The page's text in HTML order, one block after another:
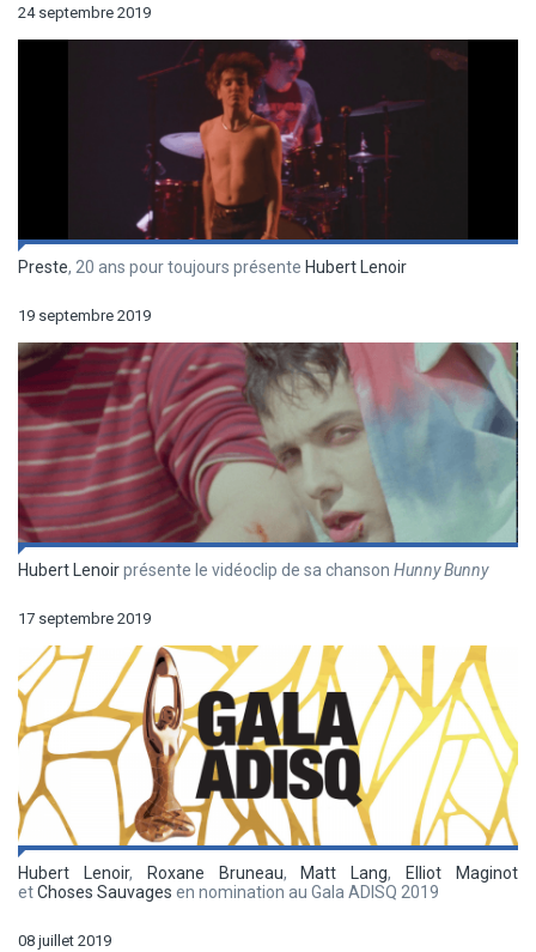
24 septembre 2019
Preste, 20 ans pour toujours présente Hubert Lenoir
19 septembre 2019
Hubert Lenoirprésente le vidéoclip de sa chanson Hunny Bunny
17 septembre 2019
Hubert Lenoir, Roxane Bruneau, Matt Lang,
Elliot Maginot
etChoses Sauvages en nomination au Gala ADISQ 2019
08 juillet 2019